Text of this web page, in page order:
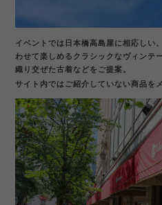
イベントでは日本橋高島屋に相応しい
わせて楽しめるクラシックなヴィンテ
織り交ぜた古着などをご提案。
サイト内ではご紹介していない商品を